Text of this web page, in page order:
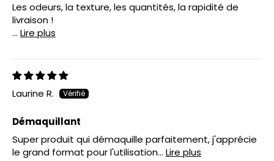
Les odeurs, la texture, les quantités, la rapidité de
livraison !
... Lire plus
Laurine R.
Démaquillant
Super produit qui démaquille parfaitement, j'apprécie
le grand format pour l'utilisation... Lire plus